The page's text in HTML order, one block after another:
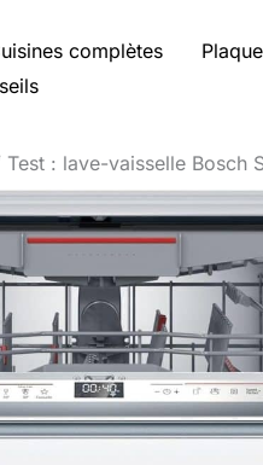
complètes
Test : lave-vaisselle Bosch